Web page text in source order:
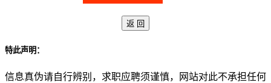
特此声明：
信息真伪请自行辨别，求职应聘须谨慎，网站对此不承担任何